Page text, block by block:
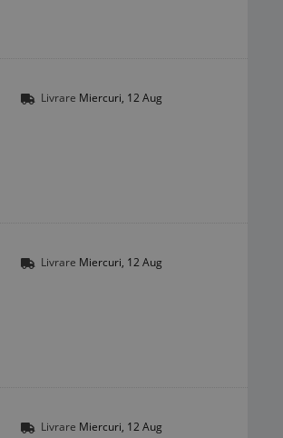
Livrare Miercuri, 12 Aug
Livrare Miercuri, 12 Aug
Livrare Miercuri, 12 Aug